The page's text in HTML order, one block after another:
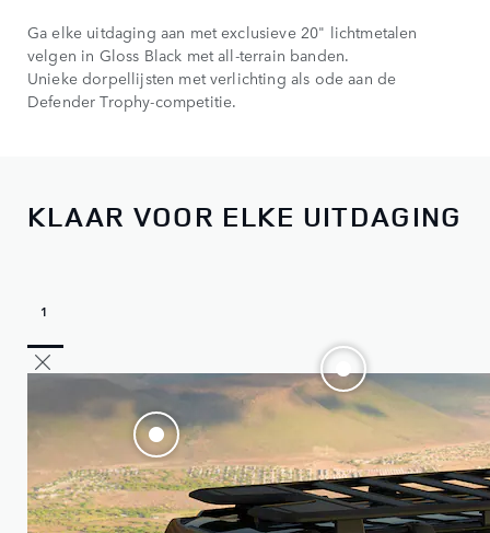
Ga elke uitdaging aan met exclusieve 20" lichtmetalen
velgen in Gloss Black met all-terrain banden.
Unieke dorpellijsten met verlichting als ode aan de
Defender Trophy-competitie.
KLAAR VOOR ELKE UITDAGING
1